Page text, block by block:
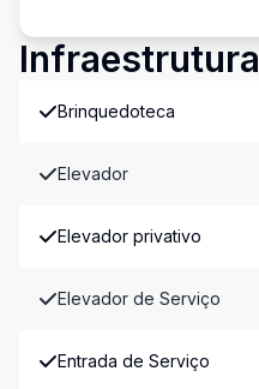
Infraestrutura
Brinquedoteca
Elevador
Elevador privativo
Elevador de Serviço
Entrada de Serviço